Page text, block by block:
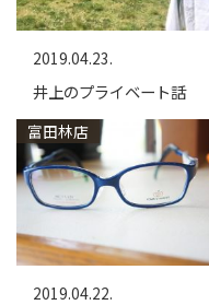
2019.04.23.
井上のプライベート話
富田林店
2019.04.22.